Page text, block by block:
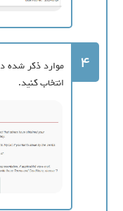
4
انتخاب کنید.